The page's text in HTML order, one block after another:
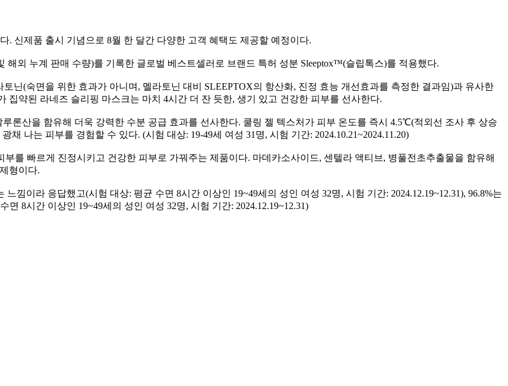
. 신제품 출시 기념으로 8월 한 달간 다양한 고객 혜택도 제공할 예정이다.
해외 누계 판매 수량)를 기록한 글로벌 베스트셀러로 브랜드 특허 성분 Sleeptox™(슬립톡스)를 적용했다.
닌(숙면을 위한 효과가 아니며, 멜라토닌 대비 SLEEPTOX의 항산화, 진정 효능 개선효과를 측정한 결과임)과 유사한
약된 라네즈 슬리핑 마스크는 마치 4시간 더 잔 듯한, 생기 있고 건강한 피부를 선사한다.
론산을 함유해 더욱 강력한 수분 공급 효과를 선사한다. 쿨링 젤 텍스처가 피부 온도를 즉시 4.5℃(적외선 조사 후 상승
나는 피부를 경험할 수 있다. (시험 대상: 19-49세 여성 31명, 시험 기간: 2024.10.21~2024.11.20)
를 빠르게 진정시키고 건강한 피부로 가꿔주는 제품이다. 마데카소사이드, 센텔라 액티브, 병풀전초추출물을 함유해
형이다.
낌이라 응답했고(시험 대상: 평균 수면 8시간 이상인 19~49세의 성인 여성 32명, 시험 기간: 2024.12.19~12.31), 96.8%는
8시간 이상인 19~49세의 성인 여성 32명, 시험 기간: 2024.12.19~12.31)